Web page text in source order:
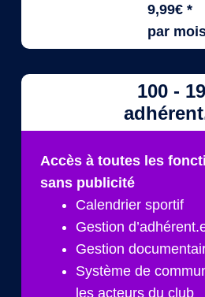
9,99€ *
par
100 -
Accès à toutes les
sans publicité
Calendrier sportif
Gestion
Gestion
Système de
les acteurs du club